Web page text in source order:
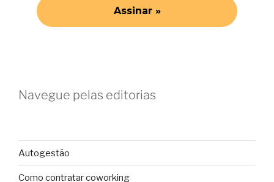
Navegue pelas editorias
Autogestão
Como contratar coworking